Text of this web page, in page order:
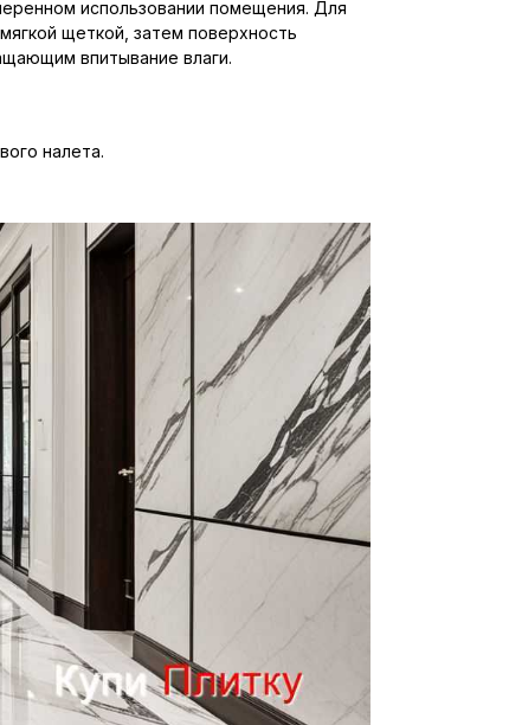
использовании помещения. Для
щеткой, затем поверхность
впитывание влаги.
налета.